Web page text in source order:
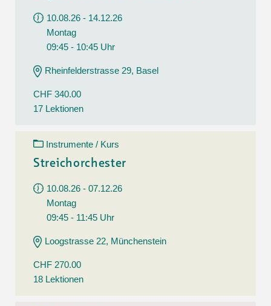
10.08.26 - 14.12.26
Montag
09:45 - 10:45 Uhr
Rheinfelderstrasse 29, Basel
CHF 340.00
17 Lektionen
Instrumente / Kurs
Streichorchester
10.08.26 - 07.12.26
Montag
09:45 - 11:45 Uhr
Loogstrasse 22, Münchenstein
CHF 270.00
18 Lektionen